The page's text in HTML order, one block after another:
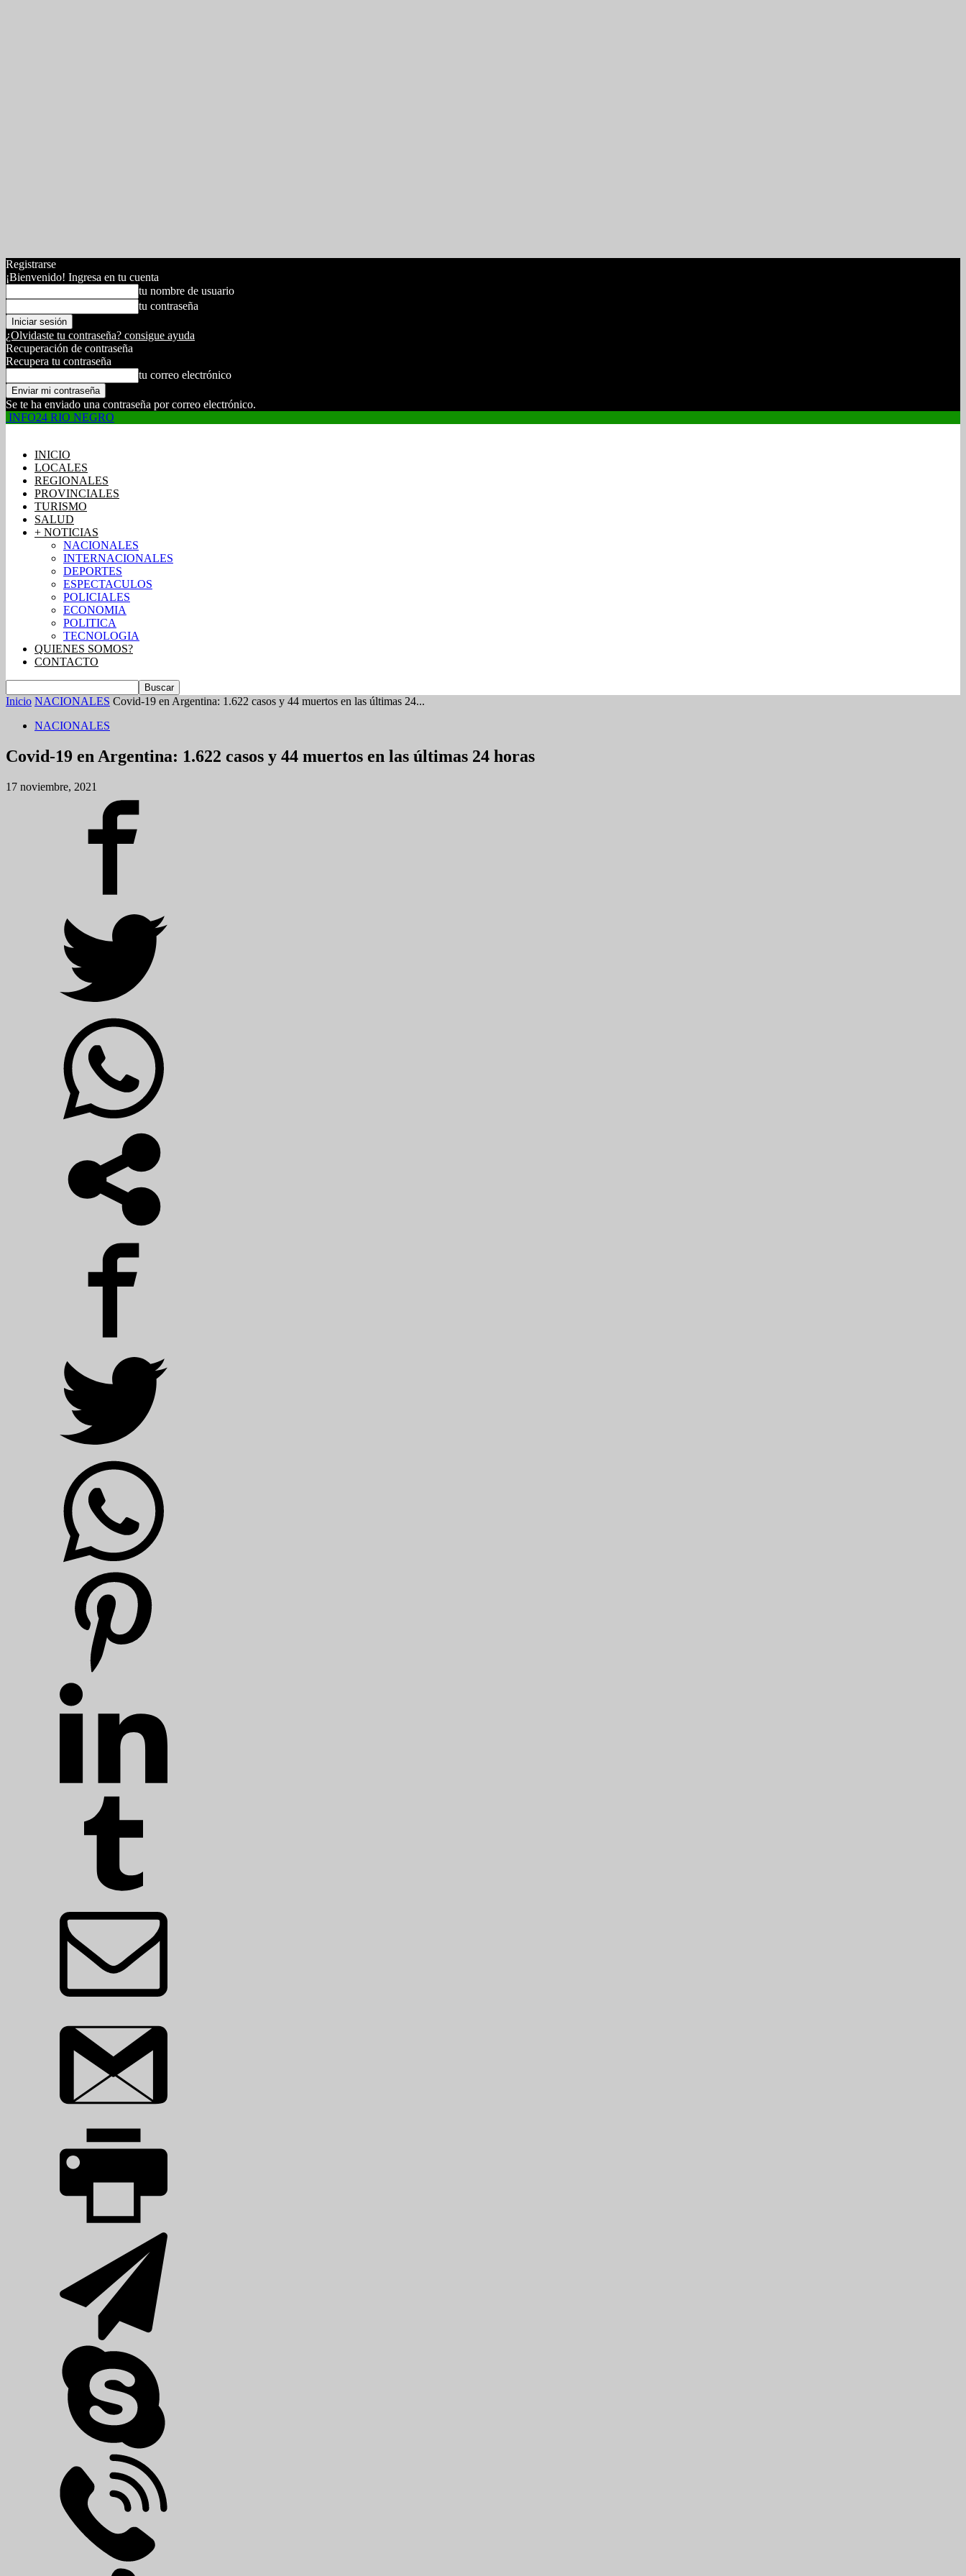
Registrarse
¡Bienvenido! Ingresa en tu cuenta
tu nombre de usuario
tu contraseña
¿Olvidaste tu contraseña? consigue ayuda
Recuperación de contraseña
Recupera tu contraseña
tu correo electrónico
Se te ha enviado una contraseña por correo electrónico.
INFO24 RIO NEGRO
INICIO
LOCALES
REGIONALES
PROVINCIALES
TURISMO
SALUD
+ NOTICIAS
NACIONALES
INTERNACIONALES
DEPORTES
ESPECTACULOS
POLICIALES
ECONOMIA
POLITICA
TECNOLOGIA
QUIENES SOMOS?
CONTACTO
Inicio NACIONALES Covid-19 en Argentina: 1.622 casos y 44 muertos en las últimas 24...
NACIONALES
Covid-19 en Argentina: 1.622 casos y 44 muertos en las últimas 24 horas
17 noviembre, 2021